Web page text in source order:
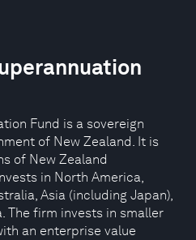
Fund is a sovereign
of New Zealand. It is
of New Zealand
in North America,
Asia (including Japan),
The firm invests in smaller
an enterprise value